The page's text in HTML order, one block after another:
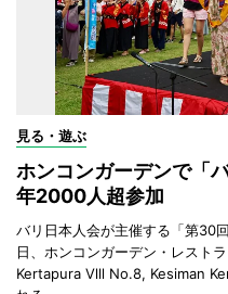
見る・遊ぶ
ホンコンガーデンで「
年2000人超参加
バリ日本人会が主催する「第30
日、ホンコンガーデン・レスト
Kertapura Vlll No.8, Kesiman